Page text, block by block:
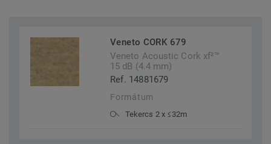
Veneto CORK 679
Veneto Acoustic Cork xf²™
15 dB (4.4 mm)
Ref. 14881679
Formátum
Tekercs 2 x ≤32m